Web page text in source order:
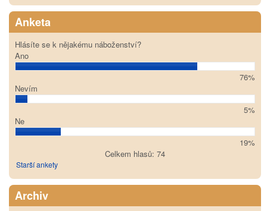
Anketa
Hlásíte se k nějakému náboženství?
Ano
76%
Nevím
5%
Ne
19%
Celkem hlasů: 74
Starší ankety
Archiv